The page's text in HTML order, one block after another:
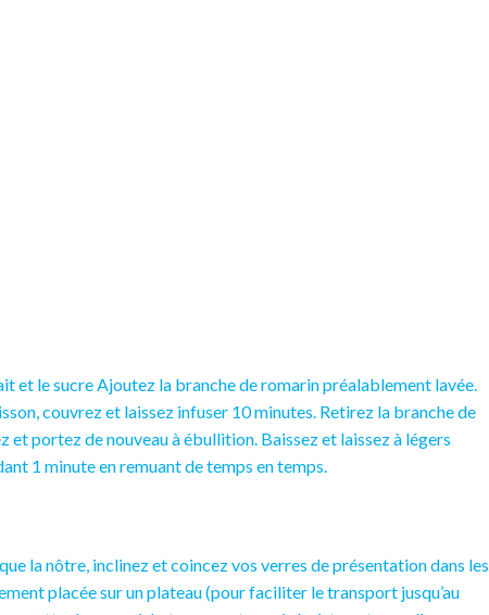
et le sucreAjoutez la branche de romarin préalablement lavée.
couvrez et laissez infuser10 minutes. Retirez la branche de
et portez de nouveau à ébullition. Baissez et laissez à légers
1 minute en remuant de temps en temps.
la nôtre, inclinez et coincez vos verres de présentation dans les
placée sur un plateau (pour faciliter le transport jusqu’au